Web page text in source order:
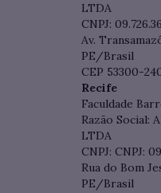
LTDA
CNPJ:
Av.
PE/Brasil
CEP 53300-
Recife
Faculdade
Razão Social:
LTDA
CNPJ: CNPJ:
Rua do Bom
PE/Brasil